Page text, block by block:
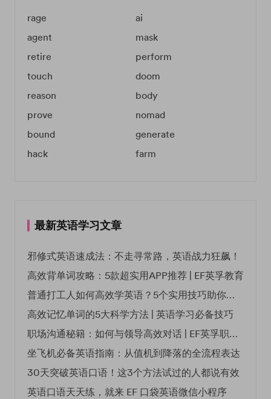
rage
ai
agent
mask
retire
perform
touch
doom
reason
body
prove
nomad
bound
generate
hack
farm
最新英语学习文章
邪修式英语速成法：不走寻常路，英语战力狂飙！
高效背单词攻略：5款超实用APP推荐 | EF英孚教育
普通打工人如何高效学英语？5个实用技巧助你突破职场瓶颈
高效记忆单词的5大科学方法 | 英语学习必备技巧
职场沟通秘籍：如何与领导高效对话 | EF英孚职场指南
坐飞机必备英语指南：从值机到降落的全流程表达
30天突破英语口语！这3个方法试过的人都说有效
英语口语天天练，就来 EF 口袋英语微信小程序